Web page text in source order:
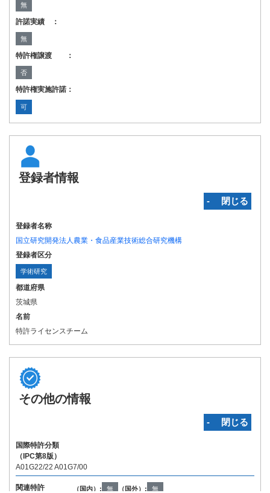
無
許諾実績 ：
無
特許権譲渡 ：
否
特許権実施許諾：
可
登録者情報
‐ 閉じる
登録者名称
国立研究開発法人農業・食品産業技術総合研究機構
登録者区分
学術研究
都道府県
茨城県
名前
特許ライセンスチーム
その他の情報
‐ 閉じる
国際特許分類
（IPC第8版）
A01G22/22 A01G7/00
関連特許 （国内）: 無 （国外）: 無